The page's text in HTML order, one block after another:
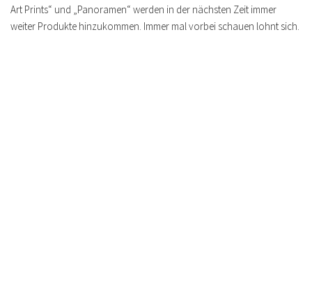
Art Prints“ und „Panoramen“ werden in der nächsten Zeit immer
weiter Produkte hinzukommen. Immer mal vorbei schauen lohnt sich.